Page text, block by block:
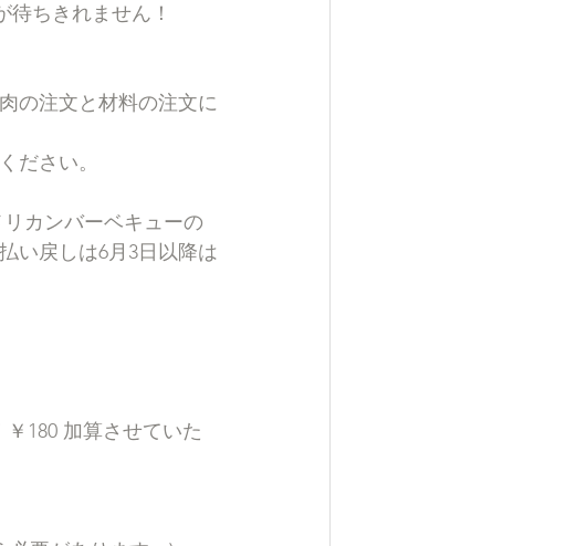
ちきれません！
の注文と材料の注文に
ださい。
カンバーベキューの
い戻しは6月3日以降は
180 加算させていた